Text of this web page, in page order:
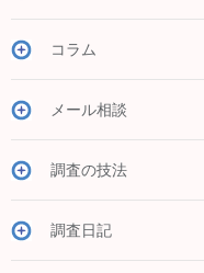
コラム
メール相談
調査の技法
調査日記